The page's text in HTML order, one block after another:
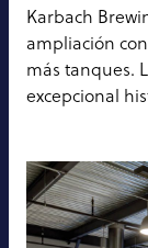
Karbach
ampliación
más tanques.
excepcional